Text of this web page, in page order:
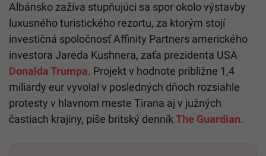
Albánsko zažíva stupňujúci sa spor okolo výstavby
luxusného turistického rezortu, za ktorým stojí
investičná spoločnosť Affinity Partners amerického
investora Jareda Kushnera, zaťa prezidenta USA
Donalda Trumpa. Projekt v hodnote približne 1,4
miliardy eur vyvolal v posledných dňoch rozsiahle
protesty v hlavnom meste Tirana aj v južných
častiach krajiny, píše britský denník The Guardian.